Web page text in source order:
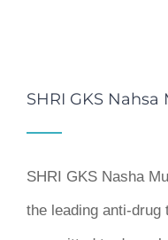
SHRI GKS
SHRI GKS Nasha
the leading anti-drug